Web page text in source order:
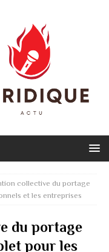
collective du portage
et les entreprises
du portage
pour les